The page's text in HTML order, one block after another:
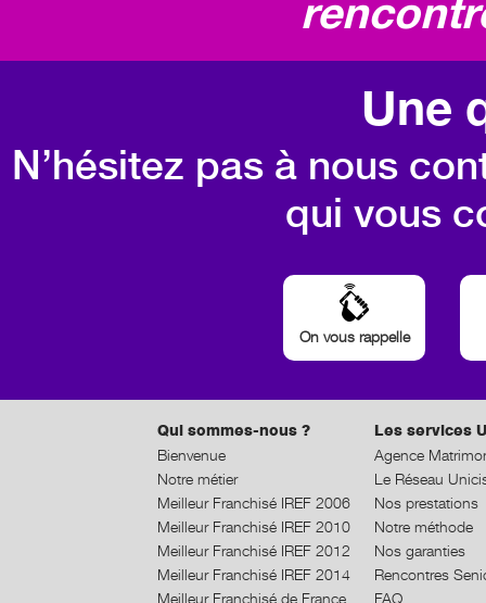
Une
N’hésitez pas à nous
qui vous
On vous rappelle
Qui sommes-nous ?
Bienvenue
Notre métier
Meilleur Franchisé IREF 2006
Meilleur Franchisé IREF 2010
Meilleur Franchisé IREF 2012
Meilleur Franchisé IREF 2014
Meilleur Franchisé de France
Les services
Agence
Le Réseau
Nos prestations
Notre méthode
Nos garanties
Rencontres
FAQ